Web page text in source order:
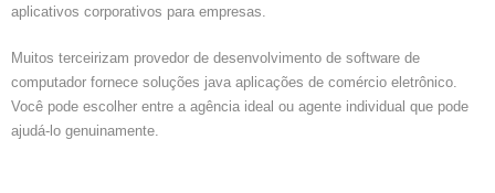
aplicativos corporativos para empresas.
Muitos terceirizam provedor de desenvolvimento de software de
computador fornece soluções java aplicações de comércio eletrônico.
Você pode escolher entre a agência ideal ou agente individual que pode
ajudá-lo genuinamente.